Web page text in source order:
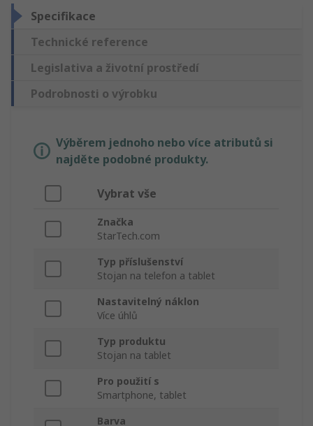
Specifikace
Technické reference
Legislativa a životní prostředí
Podrobnosti o výrobku
Výběrem jednoho nebo více atributů si
najděte podobné produkty.
Vybrat vše
Značka
StarTech.com
Typ příslušenství
Stojan na telefon a tablet
Nastavitelný náklon
Více úhlů
Typ produktu
Stojan na tablet
Pro použití s
Smartphone, tablet
Barva